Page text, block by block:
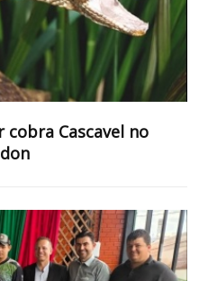
Cascavel no